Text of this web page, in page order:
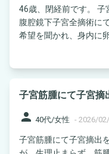
46歳、閉経前です。
腹腔鏡下子宮全摘術に
希望を聞かれ、身内に卵
子宮筋腫にて子宮摘
person 40代/女性 - 2026/
子宮筋腫にて子宮摘出